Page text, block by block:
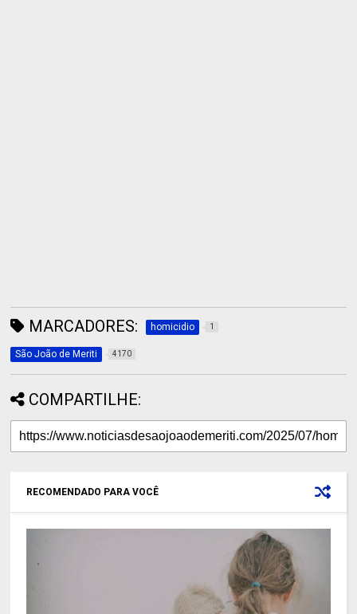
MARCADORES: homicidio 1
São João de Meriti 4170
COMPARTILHE:
RECOMENDADO PARA VOCÊ